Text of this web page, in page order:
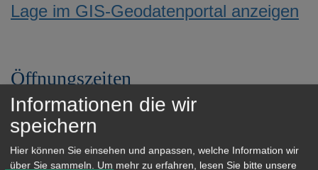
Lage im GIS-Geodatenportal anzeigen
Öffnungszeiten
Montag 8.30 bis 12 Uhr und 14 bis 16
Uhr
Dienstag 8.30 bis 12 Uhr und 14 bis 16
Informationen die wir
speichern
Hier können Sie einsehen und anpassen, welche Information wir
über Sie sammeln. Um mehr zu erfahren, lesen Sie bitte unsere